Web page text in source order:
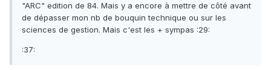
"ARC" edition de 84. Mais y a encore à mettre de côté avant
de dépasser mon nb de bouquin technique ou sur les
sciences de gestion. Mais c'est les + sympas :29:
:37: